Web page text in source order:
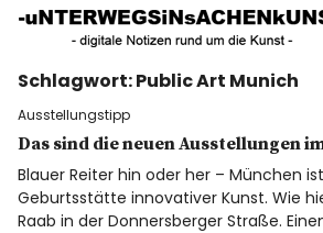
UNTERWEGS IN
KUNST
Start
AKTUELLE AUSSTELLUNGEN
KUNSTSPAZIERGÄNGE
Schlagwort:Public Art Munich
Ausstellungstipp
Das sind die neuen Ausstellungen
Blauer Reiter hin oder her – München
Geburtsstätte innovativer Kunst. Wie
Raab in der Donnersberger Straße.